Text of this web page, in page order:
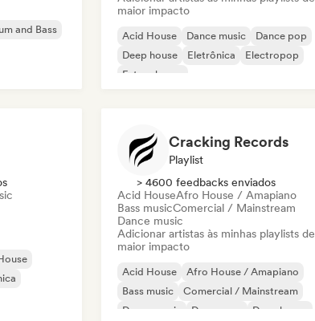
and Bass
maior impacto
Acid House Dance music
Dance pop
Deep house
Eletrônica
Electropop
Future house
Cracking Records
Playlist
> 4600 feedbacks enviados
Acid HouseAfro House / Amapiano
Bass musicComercial / Mainstream
Dance music
Adicionar artistas às minhas playlists de
maior impacto
Acid House
Afro House / Amapiano
Bass music
Comercial / Mainstream
Dance music
Dance pop
Deep house